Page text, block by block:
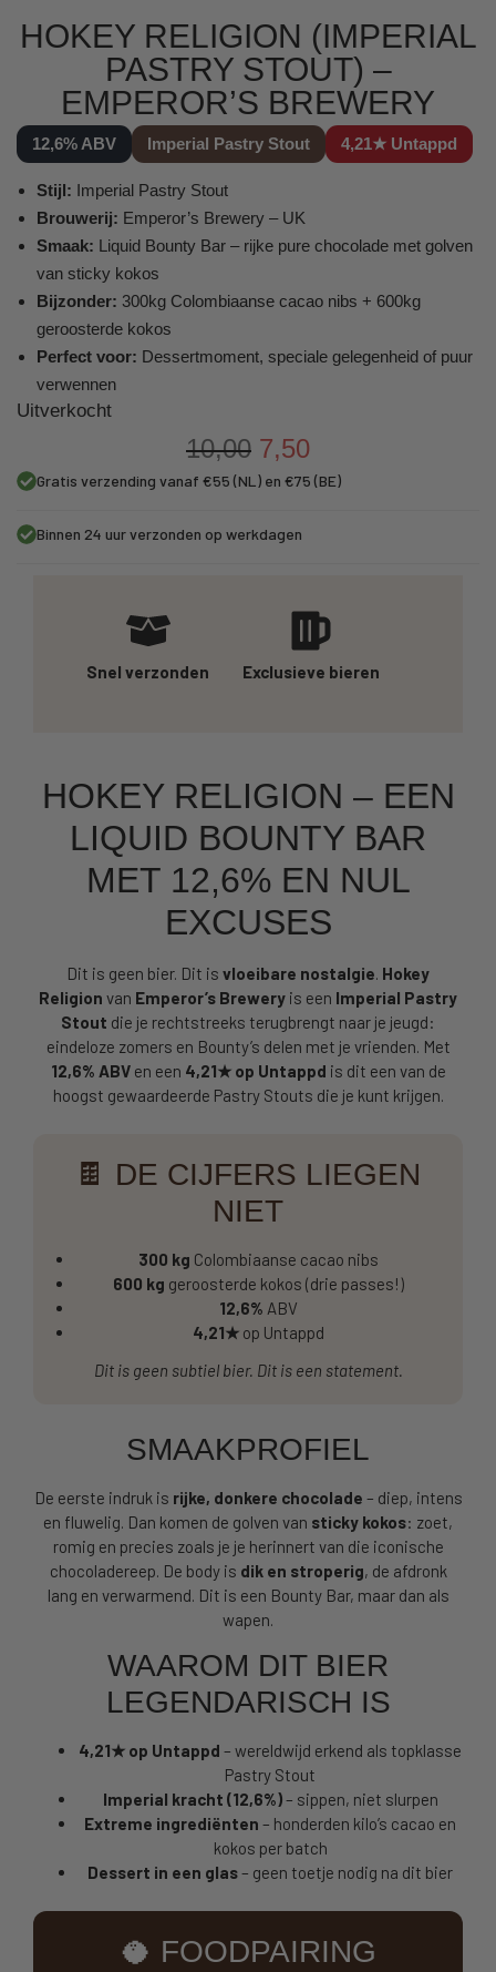
HOKEY RELIGION (IMPERIAL
PASTRY STOUT) –
EMPEROR’S BREWERY
12,6% ABV Imperial Pastry Stout 4,21★ Untappd
Stijl: Imperial Pastry Stout
Brouwerij: Emperor’s Brewery – UK
Smaak: Liquid Bounty Bar – rijke pure chocolade met golven
van sticky kokos
Bijzonder: 300kg Colombiaanse cacao nibs + 600kg
geroosterde kokos
Perfect voor: Dessertmoment, speciale gelegenheid of puur
verwennen
Uitverkocht
10,00 7,50
Gratis verzending vanaf €55 (NL) en €75 (BE)
Binnen 24 uur verzonden op werkdagen
Snel verzonden Exclusieve bieren
HOKEY RELIGION – EEN
LIQUID BOUNTY BAR
MET 12,6% EN NUL
EXCUSES
Dit is geen bier. Dit is vloeibare nostalgie. Hokey
Religion van Emperor’s Brewery is een Imperial Pastry
Stout die je rechtstreeks terugbrengt naar je jeugd:
eindeloze zomers en Bounty’s delen met je vrienden. Met
12,6% ABVen een 4,21★ op Untappd is dit een van de
hoogst gewaardeerde Pastry Stouts die je kunt krijgen.
🍫 DE CIJFERS LIEGEN
NIET
300 kg Colombiaanse cacao nibs
600 kg geroosterde kokos (drie passes!)
12,6% ABV
4,21★op Untappd
Dit is geen subtiel bier. Dit is een statement.
SMAAKPROFIEL
De eerste indruk is rijke, donkere chocolade – diep, intens
en fluwelig. Dan komen de golven van sticky kokos: zoet,
romig en precies zoals je je herinnert van die iconische
chocoladereep. De body is dik en stroperig, de afdronk
lang en verwarmend. Dit is een Bounty Bar, maar dan als
wapen.
WAAROM DIT BIER
LEGENDARISCH IS
4,21★ op Untappd – wereldwijd erkend als topklasse
Pastry Stout
Imperial kracht (12,6%)– sippen, niet slurpen
Extreme ingrediënten – honderden kilo’s cacao en
kokos per batch
Dessert in een glas– geen toetje nodig na dit bier
🥥 FOODPAIRING